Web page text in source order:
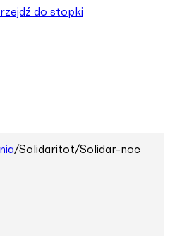
do stopki
/Solidaritot/Solidar-noc